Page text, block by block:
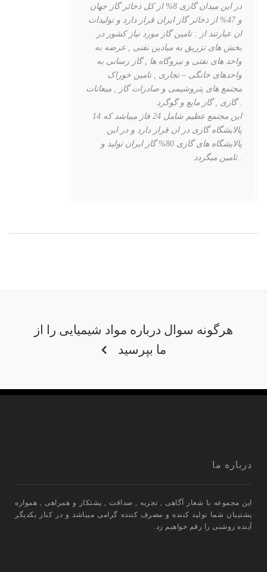
در این میدان گازی 8% از کل ذخائر گاز جهان
و 47% از ذخائر گاز ایران قرار دارد و تولیدات
ان عبارتند از : تامین گاز مورد نیاز کشور در
بخش های تزریق به میادین نفتی , عرضه به
واحد های نفتی و نیروگاه ها , گاز رسانی به
واحدهای خانگی – تجاری , تامین خوراک
مجتمع های پتروشیمی و صادرات گاز , میعانات
گازی , گاز مایع و گوگرد .
این مجتمع عظیم شامل 24 فاز میباشد که 14
پالایشگاه گازی در ان قرار دارد و در این
پالایشگاه های گازی 80% گاز ایران تولید و
تامین میگردد .
هرگونه سوال درباره مواد شیمیایی را از
ما بپرسید
درباره ما
این مجموعه با شعار آگاهی , تجربه , صداقت , پشتکار و همراهی , همواره
پشتیبان شما تولید کننده و مصرف کننده گرامی میباشد و در کنار یکدیگر
آینده روشنی را رقم خواهیم زد.